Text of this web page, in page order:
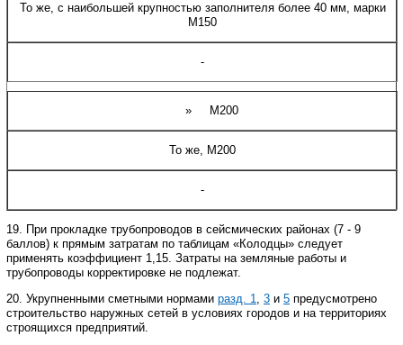
То же, с наибольшей крупностью заполнителя более 40 мм, марки
М150
-
» М200
То же, М200
-
19. При прокладке трубопроводов в сейсмических районах (7 - 9
баллов) к прямым затратам по таблицам «Колодцы» следует
применять коэффициент 1,15. Затраты на земляные работы и
трубопроводы корректировке не подлежат.
20. Укрупненными сметными нормами разд. 1 3 и 5 предусмотрено
строительство наружных сетей в условиях городов и на территориях
строящихся предприятий.